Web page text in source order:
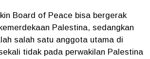
Board of Peace bisa bergerak
Palestina, sedangkan
salah satu anggota utama di
tidak pada perwakilan Palestina